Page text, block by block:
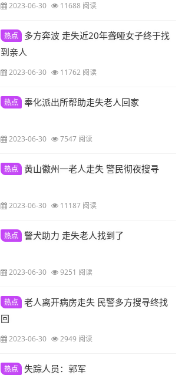
2023-06-30 11688 阅读
热点
多方奔波 走失近20年聋哑女子终于找
到亲人
2023-06-30 11762 阅读
热点 奉化派出所帮助走失老人回家
2023-06-30 7547 阅读
热点 黄山徽州一老人走失 警民彻夜搜寻
2023-06-30 11187 阅读
热点 警犬助力 走失老人找到了
2023-06-30 9251 阅读
热点
老人离开病房走失 民警多方搜寻终找
回
2023-06-30 2949 阅读
热点 失踪人员：郭军